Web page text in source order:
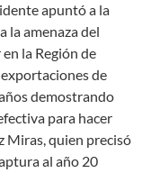
apuntó a la
la amenaza del
la Región de
de
demostrando
para hacer
Miras, quien precisó
al año 20